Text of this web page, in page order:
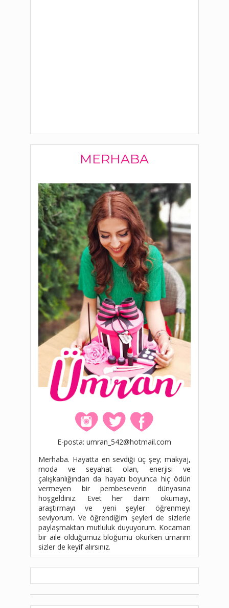
MERHABA
E-posta: umran_542@hotmail.com
Merhaba. Hayatta en sevdiği üç şey; makyaj,
moda ve seyahat olan, enerjisi ve
çalışkanlığından da hayatı boyunca hiç ödün
vermeyen bir pembeseverin dünyasına
hoşgeldiniz. Evet her daim okumayı,
araştırmayı ve yeni şeyler öğrenmeyi
seviyorum. Ve öğrendiğim şeyleri de sizlerle
paylaşmaktan mutluluk duyuyorum. Kocaman
bir aile olduğumuz bloğumu okurken umarım
sizler de keyif alırsınız.